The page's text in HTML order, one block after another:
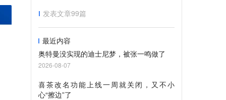
发表文章99篇
最近内容
奥特曼没实现的迪士尼梦，被张一鸣做了
2026-08-07
喜茶改名功能上线一周就关闭，又不小
心“擦边”了